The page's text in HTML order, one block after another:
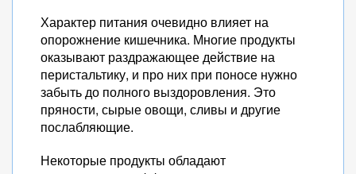
Характер питания очевидно влияет на
опорожнение кишечника. Многие продукты
оказывают раздражающее действие на
перистальтику, и про них при поносе нужно
забыть до полного выздоровления. Это
пряности, сырые овощи, сливы и другие
послабляющие.
Некоторые продукты обладают